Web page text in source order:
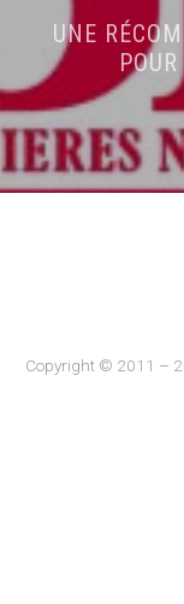
UNE
Copyright © 2011 –